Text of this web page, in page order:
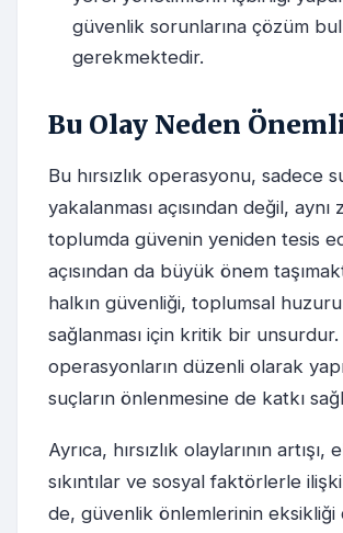
güvenlik sorunlarına çözüm
gerekmektedir.
Bu Olay Neden
Bu hırsızlık operasyonu, sadece
yakalanması açısından değil, aynı
toplumda güvenin yeniden tesis
açısından da büyük önem
halkın güvenliği, toplumsal
sağlanması için kritik bir
operasyonların düzenli olarak
suçların önlenmesine de katkı
Ayrıca, hırsızlık olaylarının artışı,
sıkıntılar ve sosyal faktörlerle
de, güvenlik önlemlerinin eksikliği